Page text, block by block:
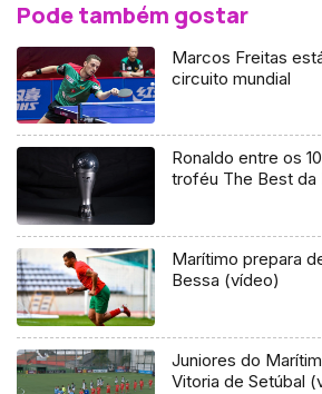
Pode também gostar
Marcos Freitas
circuito mundial
Ronaldo entre os
troféu The Best da
Marítimo prepara
Bessa (vídeo)
Juniores do
Vitoria de Setúbal